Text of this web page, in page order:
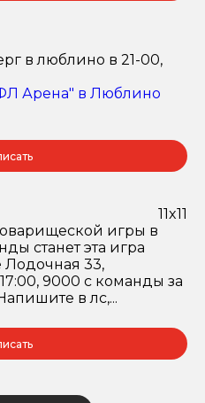
в люблино в 21-00,
Арена" в Люблино
11x11
игры в
станет эта игра
Лодочная 33,
9000 с команды за
в лс,...